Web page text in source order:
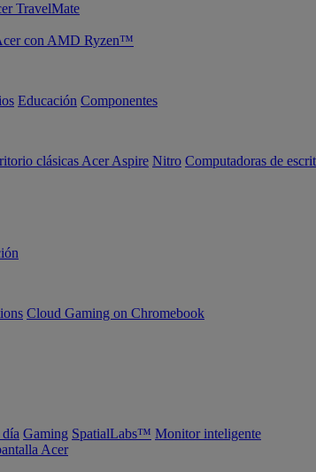
TravelMate
con AMD Ryzen™
Educación Componentes
clásicas Acer Aspire Nitro Computadoras de
Cloud Gaming on Chromebook
Gaming SpatialLabs™ Monitor inteligente
Acer